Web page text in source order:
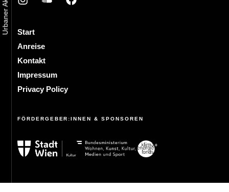
Start
Anreise
Kontakt
Impressum
Privacy Policy
FÖRDERGEBER:INNEN & SPONSOREN